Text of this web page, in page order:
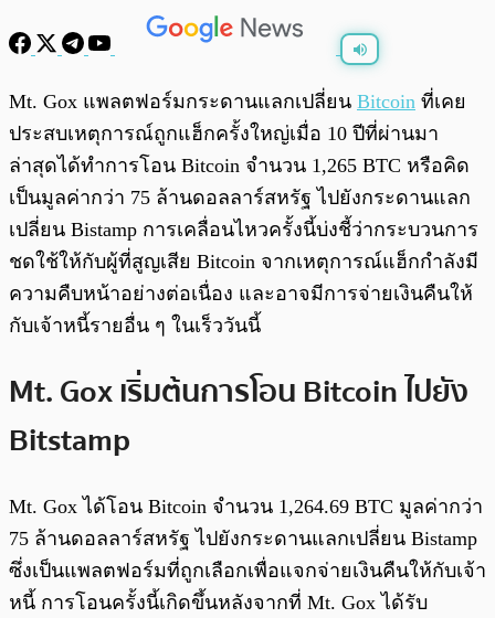
0:00
Mt. Gox แพลตฟอร์มกระดานแลกเปลี่ยน Bitcoin ที่เคย
ประสบเหตุการณ์ถูกแฮ็กครั้งใหญ่เมื่อ 10 ปีที่ผ่านมา
ล่าสุดได้ทำการโอน Bitcoin จำนวน 1,265 BTC หรือคิด
เป็นมูลค่ากว่า 75 ล้านดอลลาร์สหรัฐ ไปยังกระดานแลก
เปลี่ยน Bistamp การเคลื่อนไหวครั้งนี้บ่งชี้ว่ากระบวนการ
ชดใช้ให้กับผู้ที่สูญเสีย Bitcoin จากเหตุการณ์แฮ็กกำลังมี
ความคืบหน้าอย่างต่อเนื่อง และอาจมีการจ่ายเงินคืนให้
กับเจ้าหนี้รายอื่น ๆ ในเร็ววันนี้
Mt. Gox เริ่มต้นการโอน Bitcoin ไปยัง
Bitstamp
Mt. Gox ได้โอน Bitcoin จำนวน 1,264.69 BTC มูลค่ากว่า
75 ล้านดอลลาร์สหรัฐ ไปยังกระดานแลกเปลี่ยน Bistamp
ซึ่งเป็นแพลตฟอร์มที่ถูกเลือกเพื่อแจกจ่ายเงินคืนให้กับเจ้า
หนี้ การโอนครั้งนี้เกิดขึ้นหลังจากที่ Mt. Gox ได้รับ